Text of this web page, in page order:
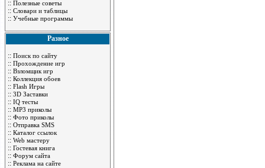
:: Полезные советы
:: Словари и таблицы
:: Учебные программы
Разное
:: Поиск по сайту
:: Прохождение игр
:: Взломщик игр
:: Коллекция обоев
:: Flash Игры
:: 3D Заставки
:: IQ тесты
:: MP3 приколы
:: Фото приколы
:: Отправка SMS
:: Каталог ссылок
:: Web мастеру
:: Гостевая книга
:: Форум сайта
:: Реклама на сайте